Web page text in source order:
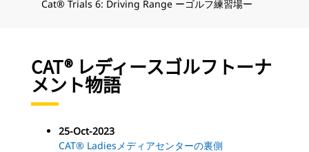
Cat® Trials 6: Driving Range ーゴルフ練習場ー
CAT® レディースゴルフトーナ
メント物語
25-Oct-2023
CAT® Ladiesメディアセンターの裏側